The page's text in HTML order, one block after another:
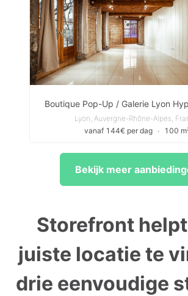
Boutique Pop-Up / Galerie Lyon
Lyon, Auvergne-Rhône-Alpes,
vanaf 144€ per dag
∙ 100
Bekijk meer
Storefront
juiste locatie te
drie eenvoudige